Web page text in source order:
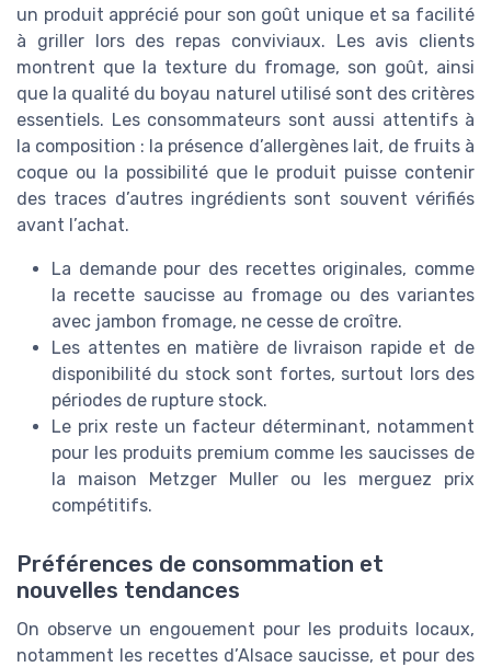
un produit apprécié pour son goût unique et sa facilité
à griller lors des repas conviviaux. Les avis clients
montrent que la texture du fromage, son goût, ainsi
que la qualité du boyau naturel utilisé sont des critères
essentiels. Les consommateurs sont aussi attentifs à
la composition : la présence d’allergènes lait, de fruits à
coque ou la possibilité que le produit puisse contenir
des traces d’autres ingrédients sont souvent vérifiés
avant l’achat.
La demande pour des recettes originales, comme
la recette saucisse au fromage ou des variantes
avec jambon fromage, ne cesse de croître.
Les attentes en matière de livraison rapide et de
disponibilité du stock sont fortes, surtout lors des
périodes de rupture stock.
Le prix reste un facteur déterminant, notamment
pour les produits premium comme les saucisses de
la maison Metzger Muller ou les merguez prix
compétitifs.
Préférences de consommation et
nouvelles tendances
On observe un engouement pour les produits locaux,
notamment les recettes d’Alsace saucisse, et pour des